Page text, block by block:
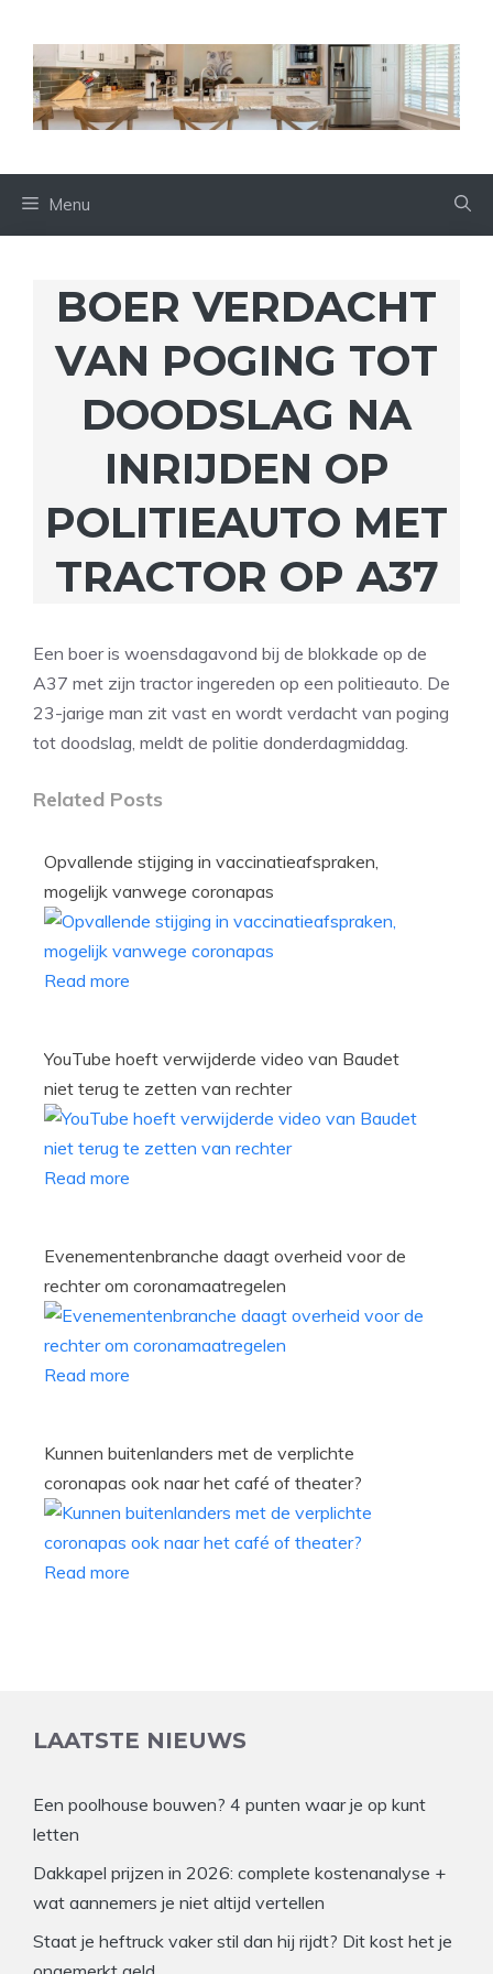
naar
inhoud
Menu
BOER VERDACHT
VAN POGING TOT
DOODSLAG NA
INRIJDEN OP
POLITIEAUTO MET
TRACTOR OP A37
Een boer is woensdagavond bij de blokkade op de
A37 met zijn tractor ingereden op een politieauto. De
23-jarige man zit vast en wordt verdacht van poging
tot doodslag, meldt de politie donderdagmiddag.
Related Posts
Opvallende stijging in vaccinatieafspraken,
mogelijk vanwege coronapas
Read more
YouTube hoeft verwijderde video van Baudet
niet terug te zetten van rechter
Read more
Evenementenbranche daagt overheid voor de
rechter om coronamaatregelen
Read more
Kunnen buitenlanders met de verplichte
coronapas ook naar het café of theater?
Read more
LAATSTE NIEUWS
Een poolhouse bouwen? 4 punten waar je op kunt
letten
Dakkapel prijzen in 2026: complete kostenanalyse +
wat aannemers je niet altijd vertellen
Staat je heftruck vaker stil dan hij rijdt? Dit kost het je